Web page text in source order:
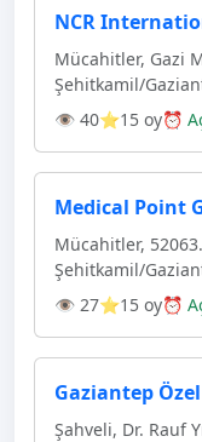
NCR
Mücahitler, Gazi
Şehitkamil/
👁 40⭐15 oy⏰
Medical Point
Mücahitler,
Şehitkamil/
👁 27⭐15 oy⏰
Gaziantep
Şahveli, Dr. Rauf